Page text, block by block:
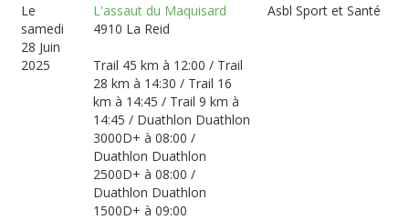
Le
samedi
28 Juin
2025
L'assaut du Maquisard
4910 La Reid
Trail 45 km à 12:00 / Trail
28 km à 14:30 / Trail 16
km à 14:45 / Trail 9 km à
14:45 / Duathlon Duathlon
3000D+ à 08:00 /
Duathlon Duathlon
2500D+ à 08:00 /
Duathlon Duathlon
1500D+ à 09:00
Asbl Sport et Santé